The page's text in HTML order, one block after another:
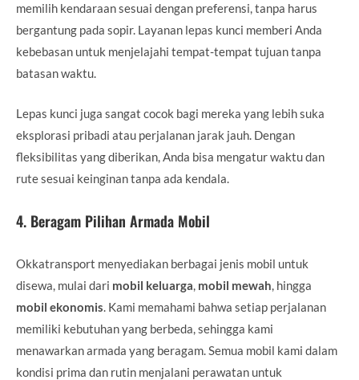
memilih kendaraan sesuai dengan preferensi, tanpa harus
bergantung pada sopir. Layanan lepas kunci memberi Anda
kebebasan untuk menjelajahi tempat-tempat tujuan tanpa
batasan waktu.
Lepas kunci juga sangat cocok bagi mereka yang lebih suka
eksplorasi pribadi atau perjalanan jarak jauh. Dengan
fleksibilitas yang diberikan, Anda bisa mengatur waktu dan
rute sesuai keinginan tanpa ada kendala.
4. Beragam Pilihan Armada Mobil
Okkatransport menyediakan berbagai jenis mobil untuk
disewa, mulai dari mobil keluarga mobil mewah , hingga
mobil ekonomis . Kami memahami bahwa setiap perjalanan
memiliki kebutuhan yang berbeda, sehingga kami
menawarkan armada yang beragam. Semua mobil kami dalam
kondisi prima dan rutin menjalani perawatan untuk